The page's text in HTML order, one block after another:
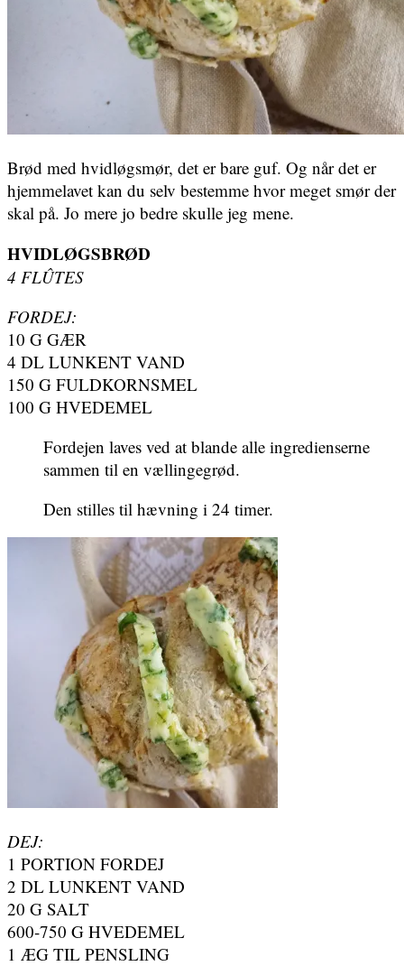
Brød med hvidløgsmør, det er bare guf. Og når det er
hjemmelavet kan du selv bestemme hvor meget smør der
skal på. Jo mere jo bedre skulle jeg mene.
HVIDLØGSBRØD
4 FLÛTES
FORDEJ:
10 G GÆR
4 DL LUNKENT VAND
150 G FULDKORNSMEL
100 G HVEDEMEL
Fordejen laves ved at blande alle ingredienserne
sammen til en vællingegrød.
Den stilles til hævning i 24 timer.
DEJ:
1 PORTION FORDEJ
2 DL LUNKENT VAND
20 G SALT
600-750 G HVEDEMEL
1 ÆG TIL PENSLING